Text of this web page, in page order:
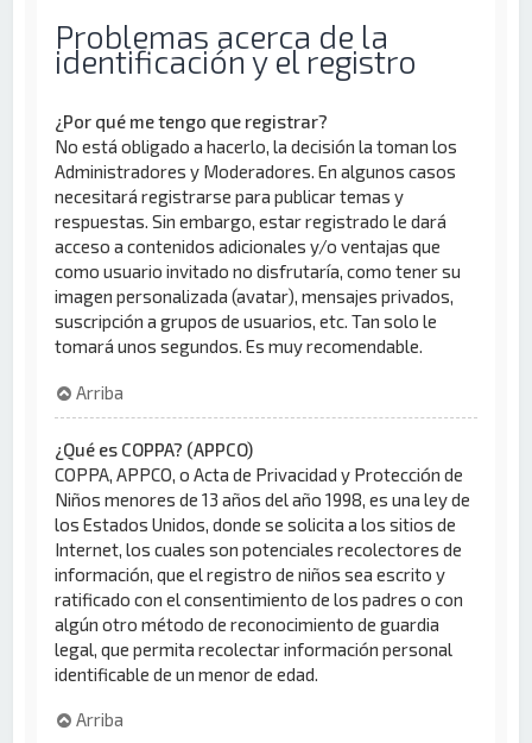
Problemas acerca de la
identificación y el registro
¿Por qué me tengo que registrar?
No está obligado a hacerlo, la decisión la toman los
Administradores y Moderadores. En algunos casos
necesitará registrarse para publicar temas y
respuestas. Sin embargo, estar registrado le dará
acceso a contenidos adicionales y/o ventajas que
como usuario invitado no disfrutaría, como tener su
imagen personalizada (avatar), mensajes privados,
suscripción a grupos de usuarios, etc. Tan solo le
tomará unos segundos. Es muy recomendable.
Arriba
¿Qué es COPPA? (APPCO)
COPPA, APPCO, o Acta de Privacidad y Protección de
Niños menores de 13 años del año 1998, es una ley de
los Estados Unidos, donde se solicita a los sitios de
Internet, los cuales son potenciales recolectores de
información, que el registro de niños sea escrito y
ratificado con el consentimiento de los padres o con
algún otro método de reconocimiento de guardia
legal, que permita recolectar información personal
identificable de un menor de edad.
Arriba